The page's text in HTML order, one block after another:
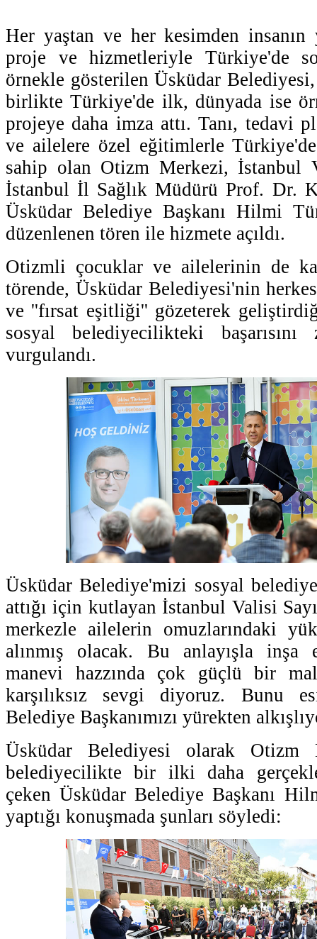
Her yaştan ve her kesimden insanın
proje ve hizmetleriyle Türkiye'de
örnekle gösterilen Üsküdar Belediyesi,
birlikte Türkiye'de ilk, dünyada ise
projeye daha imza attı. Tanı, tedavi
ve ailelere özel eğitimlerle
sahip olan Otizm Merkezi, İstanbul
İstanbul İl Sağlık Müdürü Prof. Dr.
Üsküdar Belediye Başkanı Hilmi
düzenlenen tören ile hizmete açıldı.
Otizmli çocuklar ve ailelerinin de
törende, Üsküdar Belediyesi'nin
ve ''fırsat eşitliği'' gözeterek
sosyal belediyecilikteki başarısını
vurgulandı.
Üsküdar Belediye'mizi sosyal
attığı için kutlayan İstanbul Valisi
merkezle ailelerin omuzlarındaki
alınmış olacak. Bu anlayışla inşa
manevi hazzında çok güçlü bir
karşılıksız sevgi diyoruz. Bunu
Belediye Başkanımızı yürekten
Üsküdar Belediyesi olarak Otizm
belediyecilikte bir ilki daha
çeken Üsküdar Belediye Başkanı
yaptığı konuşmada şunları söyledi: